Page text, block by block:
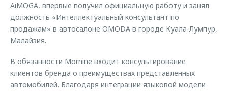
Трейд-ин
Калькулятор трейд-ин
Оригинальные аксессуары
Запчасти
AiMOGA, впервые получил официальную работу и занял
должность «Интеллектуальный консультант по
продажам» в автосалоне OMODA в городе Куала-Лумпур,
Малайзия.
В обязанности Mornine входит консультирование
клиентов бренда о преимуществах представленных
автомобилей. Благодаря интеграции языковой модели